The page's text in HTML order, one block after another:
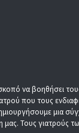
να βοηθήσει
που τους
μια
μας. Τους γιατρούς